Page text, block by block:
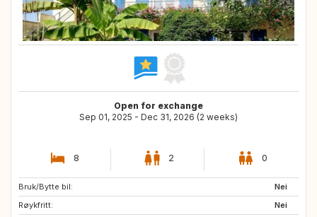
Open for exchange
Sep 01, 2025 - Dec 31, 2026 (2 weeks)
8 2 0
Bruk/Bytte bil:
Nei
Røykfritt:
Nei